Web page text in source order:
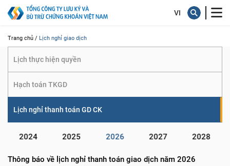
Trang chủ / Lịch nghỉ giao dịch
Lịch thực hiện quyền
Hạch toán TKGD
Lịch nghỉ thanh toán GD CK
2024 2025 2026 2027 2028
Thông báo về lịch nghỉ thanh toán giao dịch năm 2026